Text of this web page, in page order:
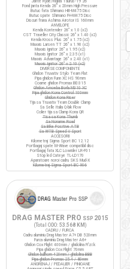
Fond janta Kenda 26" x 20mm High Pressure
Butuc fata Shimano HB-M475 Disc
Butuc spate Shimano FH-M475 Disc
Discuri frana Ashima Airotor IS 160mm
ANVELOPE
Kenda Kontender 26" x 1.0 (x2)
CST Traveller City Classic 26" x 1.40 (x2)
Kenda Kross Plus 26" x 1.75 (x2)
Maxxis Larsen TT 26" x 1.90 (x2)
Maxxis Ignitor 26" x 1.95 (x2)
Maxxis Ignitor 26" x 2.35 (x1)
Maxxis Advantage 26" x 2.40 (x1)
Maxxis Ignitor 26" x 2.10 (x2)
DIVERSE COMPONENTE
Ghidon Truvativ Stylo Team Flat
Pipa ghidon Funn XC HS 90mm
Coarne ghidon Promax BE-315
Ghidon Amoeba Borla M310 XC
Pipa ghidon Kona Control 100mm
Ghidon Kona Riser
Tija sa Truvativ Team Double Clamp
Sa Selle Italia Q-bik Flow
Colier tija sa Clamp Kona QR
Tisa sa Kona Thumb
Sa Noname Road
Sa Bike Positive ATB
Sa WTB Speed V Sport
ACCESORII
Kilometraj Sigma Sport BC 12.12
Portbagaj spate M-Wave compatibil disc
Portbagaj fata XLC Lowrider LR-F01
Stop led Cateye TL-LD170
Aparatoare noroi cadru SKS Mud-X
Kilometraj Sigma Sport BC 906
DRAG MASTER PRO SSP 2015
(Total ODO: 53.568 KM )
CADRU / FURCA
Cadru aluminiu Drag Master A7+ DB 520mm
Furca aluminiu Drag Master A6+
Ghidon Cox Flight 400mm / ghidolina Fi'zi:k
Pipa ghidon Cox Flight 70mm
Ghidon bullhorn 420mm / ghidolina BBB
Pipa ghidon Promax 25.4 / 80mm
ANGRENAJ / PEDALIER / PINIOANE